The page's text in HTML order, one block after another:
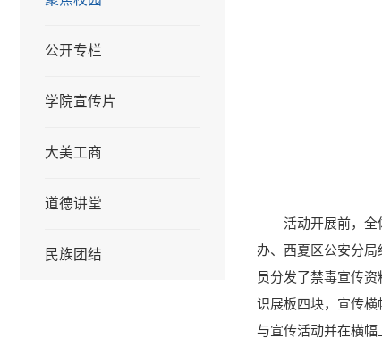
公开专栏
学院宣传片
大美工商
道德讲堂
民族团结
活动开展前，
办、西夏区公安分局
员分发了禁毒宣传
识展板四块，宣传
与宣传活动并在横幅